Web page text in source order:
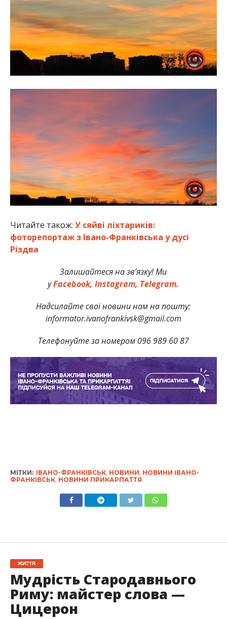
Читайте також: У сяйві ліхтариків:
фоторепортаж з Івано-Франківська у дусі
Різдва
Залишайтеся на зв’язку! Ми
уFacebook, Instagram, Telegram.
Надсилайте свої новини нам на пошту:
informator.ivanofrankivsk@gmail.com
Телефонуйте за номером 096 989 60 87
МІТКИ: ІВАНО-ФРАНКІВСЬК, НОВИНИ, НОВИНИ ІВАНО-
ФРАНКІВСЬК, НОВИНИ ПРИКАРПАТТЯ
ЖИТТЯ
Мудрість Стародавнього
Риму: майстер слова —
Цицерон